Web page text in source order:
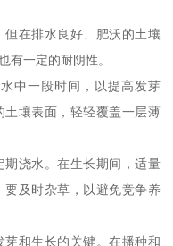
在排水良好、肥沃的土壤
有一定的耐阴性。
中一段时间，以提高发芽
壤表面，轻轻覆盖一层薄
浇水。在生长期间，适量
及时杂草，以避免竞争养
和生长的关键。在播种和